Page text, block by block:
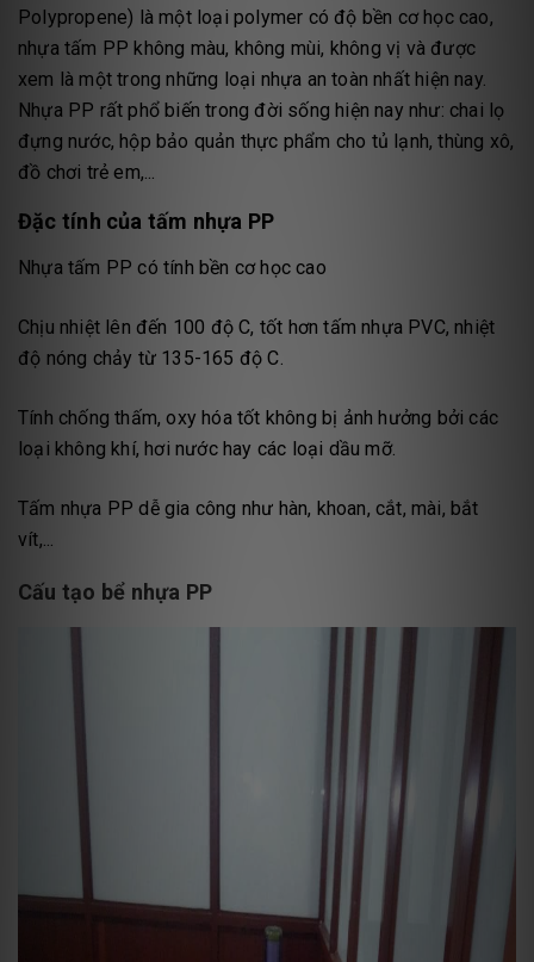
Polypropene) là một loại polymer có độ bền cơ học cao,
nhựa tấm PP không màu, không mùi, không vị và được
xem là một trong những loại nhựa an toàn nhất hiện nay.
Nhựa PP rất phổ biến trong đời sống hiện nay như: chai lọ
đựng nước, hộp bảo quản thực phẩm cho tủ lạnh, thùng xô,
đồ chơi trẻ em,...
Đặc tính của tấm nhựa PP
Nhựa tấm PP có tính bền cơ học cao
Chịu nhiệt lên đến 100 độ C, tốt hơn tấm nhựa PVC, nhiệt
độ nóng chảy từ 135-165 độ C.
Tính chống thấm, oxy hóa tốt không bị ảnh hưởng bởi các
loại không khí, hơi nước hay các loại dầu mỡ.
Tấm nhựa PP dễ gia công như hàn, khoan, cắt, mài, bắt
vít,...
Cấu tạo bể nhựa PP